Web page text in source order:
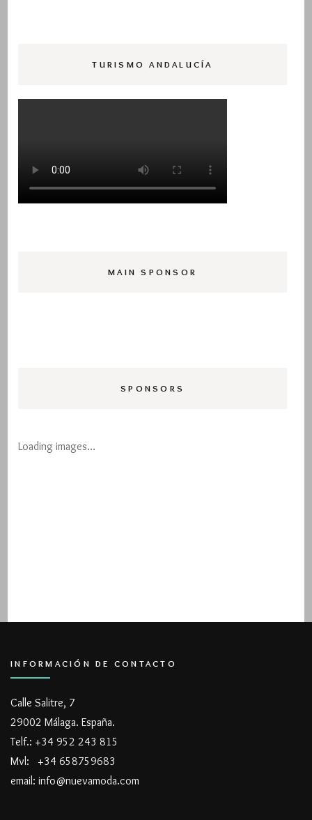
TURISMO ANDALUCÍA
MAIN SPONSOR
SPONSORS
Loading images…
INFORMACIÓN DE CONTACTO
Calle Salitre, 7
29002 Málaga. España.
Telf.: +34 952 243 815
Mvl: +34 658759683
email: info@nuevamoda.com